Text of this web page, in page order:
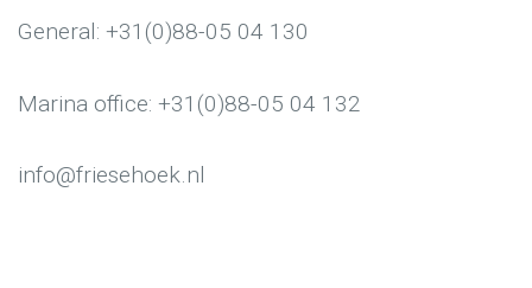
General: +31(0)88-05 04 130
Marina office: +31(0)88-05 04 132
info@friesehoek.nl